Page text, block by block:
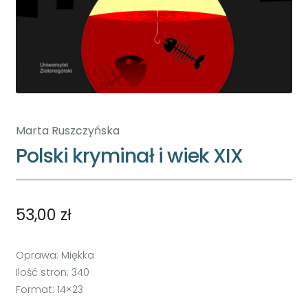
Marta Ruszczyńska
Polski kryminał i wiek XIX
53,00 zł
Oprawa: Miękka
Ilość stron: 340
Format: 14×23